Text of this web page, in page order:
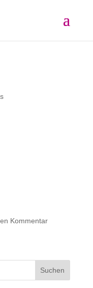
Kommentar